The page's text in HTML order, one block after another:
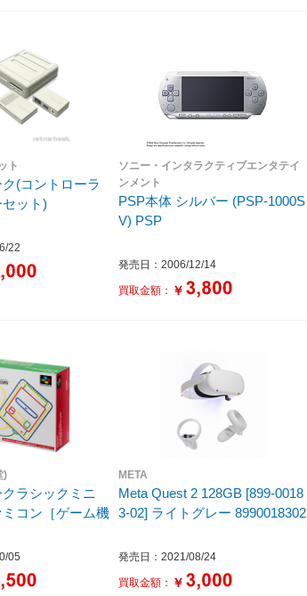
ト
(コントローラ
ット)
22
ソニー・インタラクティブエンタテイ
ンメント
PSP本体 シルバー (PSP-1000S
V) PSP
発売日：2006/12/14
買取金額： ￥
)
ラシックミニ
コン［ゲーム機
05
META
Meta Quest 2 128GB [899-0018
3-02] ライトグレー 8990018302
発売日：2021/08/24
買取金額： ￥